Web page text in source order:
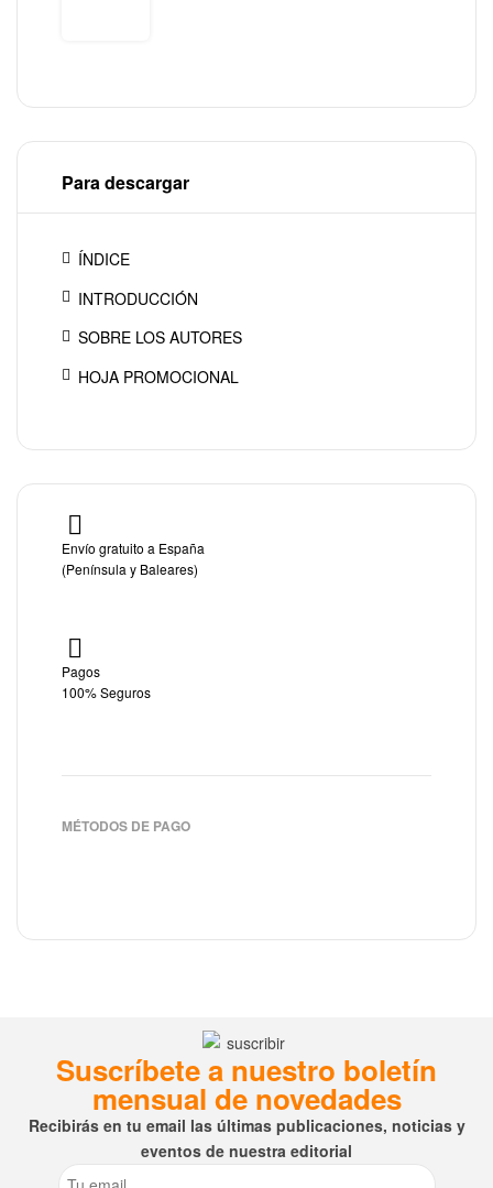
Para descargar
ÍNDICE
INTRODUCCIÓN
SOBRE LOS AUTORES
HOJA PROMOCIONAL
Envío gratuito a España
(Península y Baleares)
Pagos
100% Seguros
MÉTODOS DE PAGO
Suscríbete a nuestro boletín
mensual de novedades
Recibirás en tu email las últimas publicaciones, noticias y
eventos de nuestra editorial
Email